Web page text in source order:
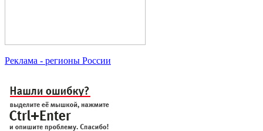
Реклама - регионы России